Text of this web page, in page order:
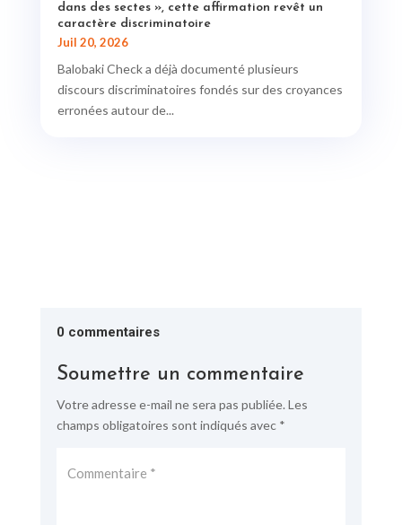
dans des sectes », cette affirmation revêt un
caractère discriminatoire
Juil 20, 2026
Balobaki Check a déjà documenté plusieurs
discours discriminatoires fondés sur des croyances
erronées autour de...
0 commentaires
Soumettre un commentaire
Votre adresse e-mail ne sera pas publiée. Les
champs obligatoires sont indiqués avec *